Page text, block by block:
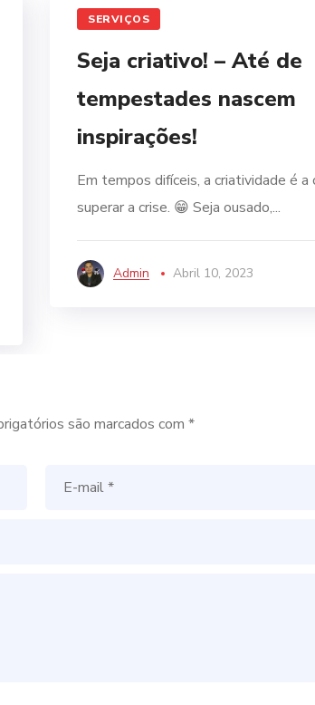
SERVIÇOS
Seja criativo! – Até de
tempestades nascem
inspirações!
Em tempos difíceis, a criatividade é a
superar a crise. 😁 Seja ousado,...
Admin Abril 10, 2023
são marcados com *